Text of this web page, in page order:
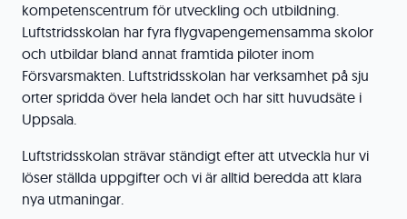
kompetenscentrum för utveckling och utbildning.
Luftstridsskolan har fyra flygvapengemensamma skolor
och utbildar bland annat framtida piloter inom
Försvarsmakten. Luftstridsskolan har verksamhet på sju
orter spridda över hela landet och har sitt huvudsäte i
Uppsala.
Luftstridsskolan strävar ständigt efter att utveckla hur vi
löser ställda uppgifter och vi är alltid beredda att klara
nya utmaningar.